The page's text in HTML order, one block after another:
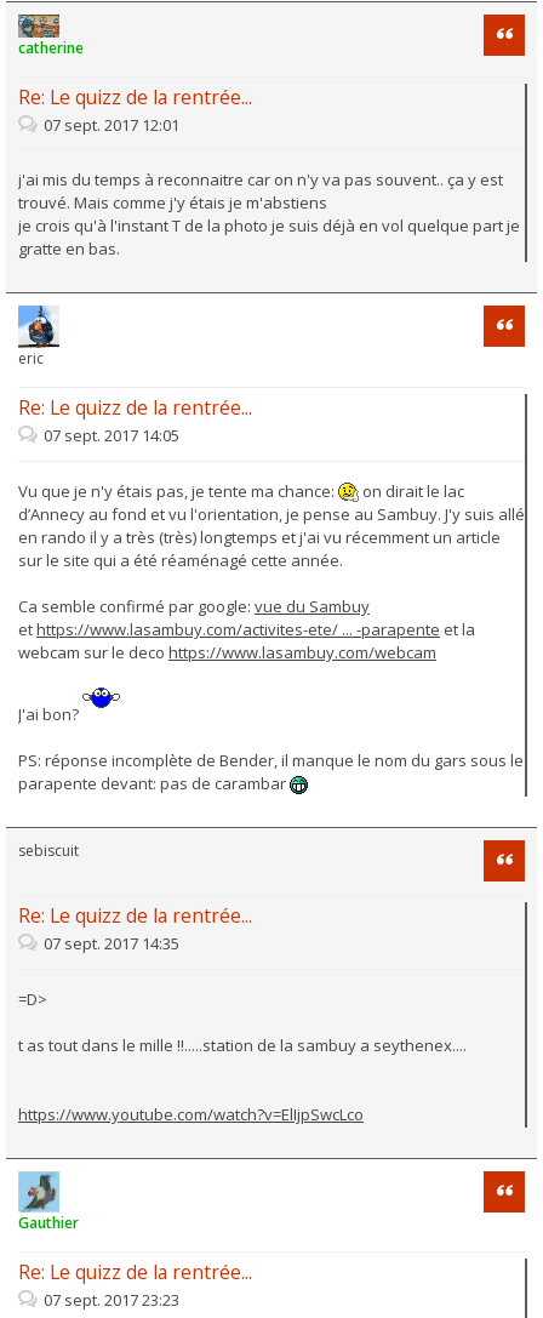
catherine
Re: Le quizz de la rentrée...
07 sept. 2017 12:01
j'ai mis du temps à reconnaitre car on n'y va pas souvent.. ça y est
trouvé. Mais comme j'y étais je m'abstiens
je crois qu'à l'instant T de la photo je suis déjà en vol quelque part je
gratte en bas.
eric
Re: Le quizz de la rentrée...
07 sept. 2017 14:05
Vu que je n'y étais pas, je tente ma chance:
on dirait le lac
d’Annecy au fond et vu l'orientation, je pense au Sambuy. J'y suis allé
en rando il y a très (très) longtemps et j'ai vu récemment un article
sur le site qui a été réaménagé cette année.
Ca semble confirmé par google: vue du Sambuy
ethttps://www.lasambuy.com/activites-ete/ ... -parapente et la
webcam sur le deco https://www.lasambuy.com/webcam
J'ai bon?
PS: réponse incomplète de Bender, il manque le nom du gars sous le
parapente devant: pas de carambar
sebiscuit
Re: Le quizz de la rentrée...
07 sept. 2017 14:35
=D>
t as tout dans le mille !!.....station de la sambuy a seythenex....
https://www.youtube.com/watch?v=ElIjpSwcLco
Gauthier
Re: Le quizz de la rentrée...
07 sept. 2017 23:23